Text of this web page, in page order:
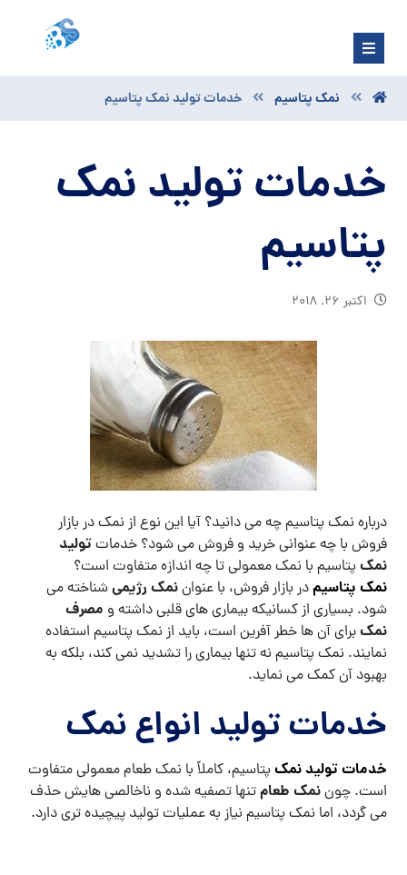
نمک پتاسیم خدمات تولید نمک پتاسیم
خدمات تولید نمک
پتاسیم
اکتبر ۲۶, ۲۰۱۸
درباره نمک پتاسیم چه می دانید؟ آیا این نوع از نمک در بازار
فروش با چه عنوانی خرید و فروش می شود؟ خدماتتولید
نمکپتاسیم با نمک معمولی تا چه اندازه متفاوت است؟
نمک پتاسیمدر بازار فروش، با عنواننمک رژیمیشناخته می
شود. بسیاری از کسانیکه بیماری های قلبی داشته و مصرف
نمکبرای آن ها خطر آفرین است، باید از نمک پتاسیم استفاده
نمایند. نمک پتاسیم نه تنها بیماری را تشدید نمی کند، بلکه به
بهبود آن کمک می نماید.
خدمات تولید انواع نمک
خدمات تولید نمکپتاسیم، کاملاً با نمک طعام معمولی متفاوت
است. چوننمک طعامتنها تصفیه شده و ناخالصی هایش حذف
می گردد، اما نمک پتاسیم نیاز به عملیات تولید پیچیده تری دارد.